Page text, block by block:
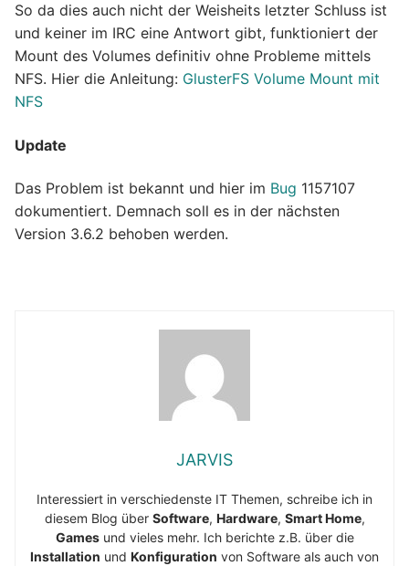
So da dies auch nicht der Weisheits letzter Schluss ist
und keiner im IRC eine Antwort gibt, funktioniert der
Mount des Volumes definitiv ohne Probleme mittels
NFS. Hier die Anleitung: GlusterFS Volume Mount mit
NFS
Update
Das Problem ist bekannt und hier im Bug 1157107
dokumentiert. Demnach soll es in der nächsten
Version 3.6.2 behoben werden.
JARVIS
Interessiert in verschiedenste IT Themen, schreibe ich in
diesem Blog über Software, Hardware, Smart Home,
Gamesund vieles mehr. Ich berichte z.B. über die
Installation und Konfiguration von Software als auch von